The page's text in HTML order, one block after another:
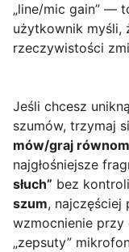
„line/mic gain” —
użytkownik myśli,
rzeczywistości
Jeśli chcesz
szumów, trzymaj
mów/graj
najgłośniejsze
słuch” bez
szum, najczęściej
wzmocnienie przy
„zepsuty”